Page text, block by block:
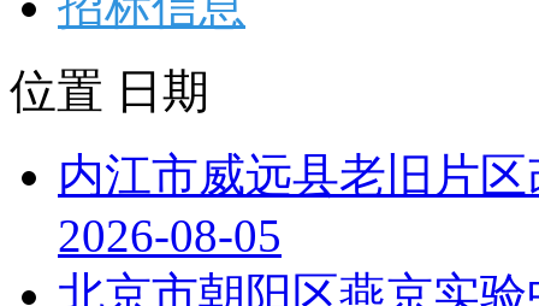
位置 日期
内江市威远县老旧片
2026-08-05
北京市朝阳区燕京实